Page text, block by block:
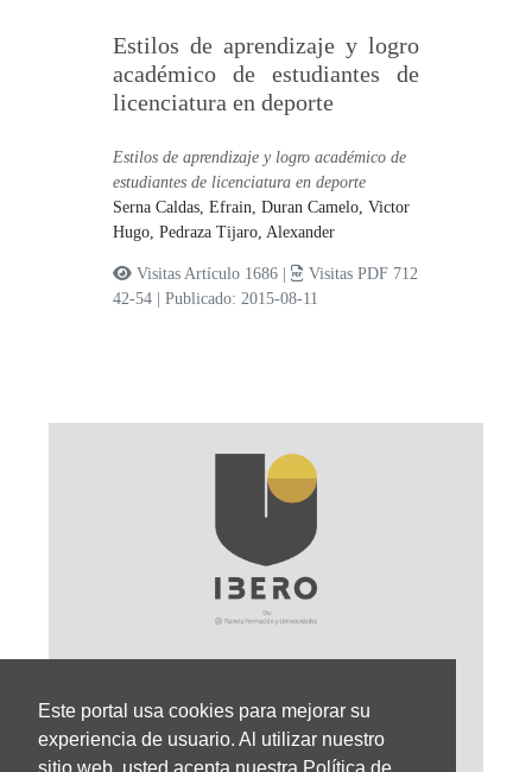
Este portal usa cookies para mejorar su
experiencia de usuario. Al utilizar nuestro
sitio web, usted acepta nuestra Política de
Estilos de aprendizaje y logro
académico de estudiantes de
licenciatura en deporte
Estilos de aprendizaje y logro académico de
estudiantes de licenciatura en deporte
Serna Caldas, Efrain,Duran Camelo, Victor
Hugo,Pedraza Tijaro, Alexander
Visitas Artículo 1686 |
Visitas PDF 712
42-54
|Publicado: 2015-08-11
Sede Principal